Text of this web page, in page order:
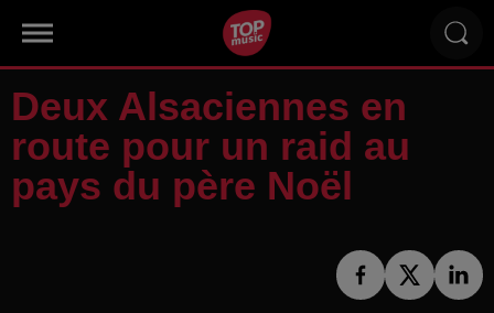
Deux Alsaciennes en
route pour un raid au
pays du père Noël